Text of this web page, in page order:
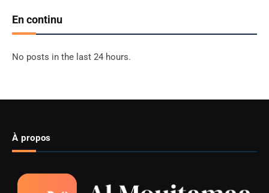
En continu
No posts in the last 24 hours.
À propos